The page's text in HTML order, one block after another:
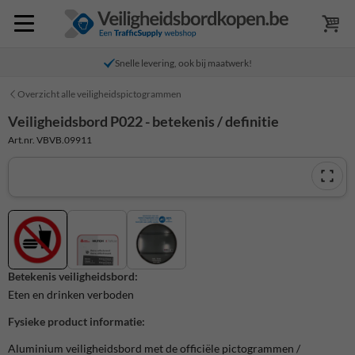
Snelle levering, ook bij maatwerk!
Overzicht alle veiligheidspictogrammen
Veiligheidsbord P022 - betekenis / definitie
Art.nr. VBVB.09911
Betekenis veiligheidsbord:
Eten en drinken verboden
Fysieke product informatie:
Aluminium veiligheidsbord met de officiële pictogrammen /